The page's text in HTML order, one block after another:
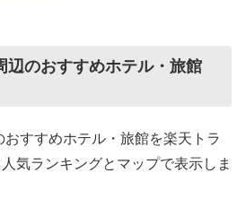
辺のおすすめホテル・旅館
すすめホテル・旅館を楽天トラ
気ランキングとマップで表示しま